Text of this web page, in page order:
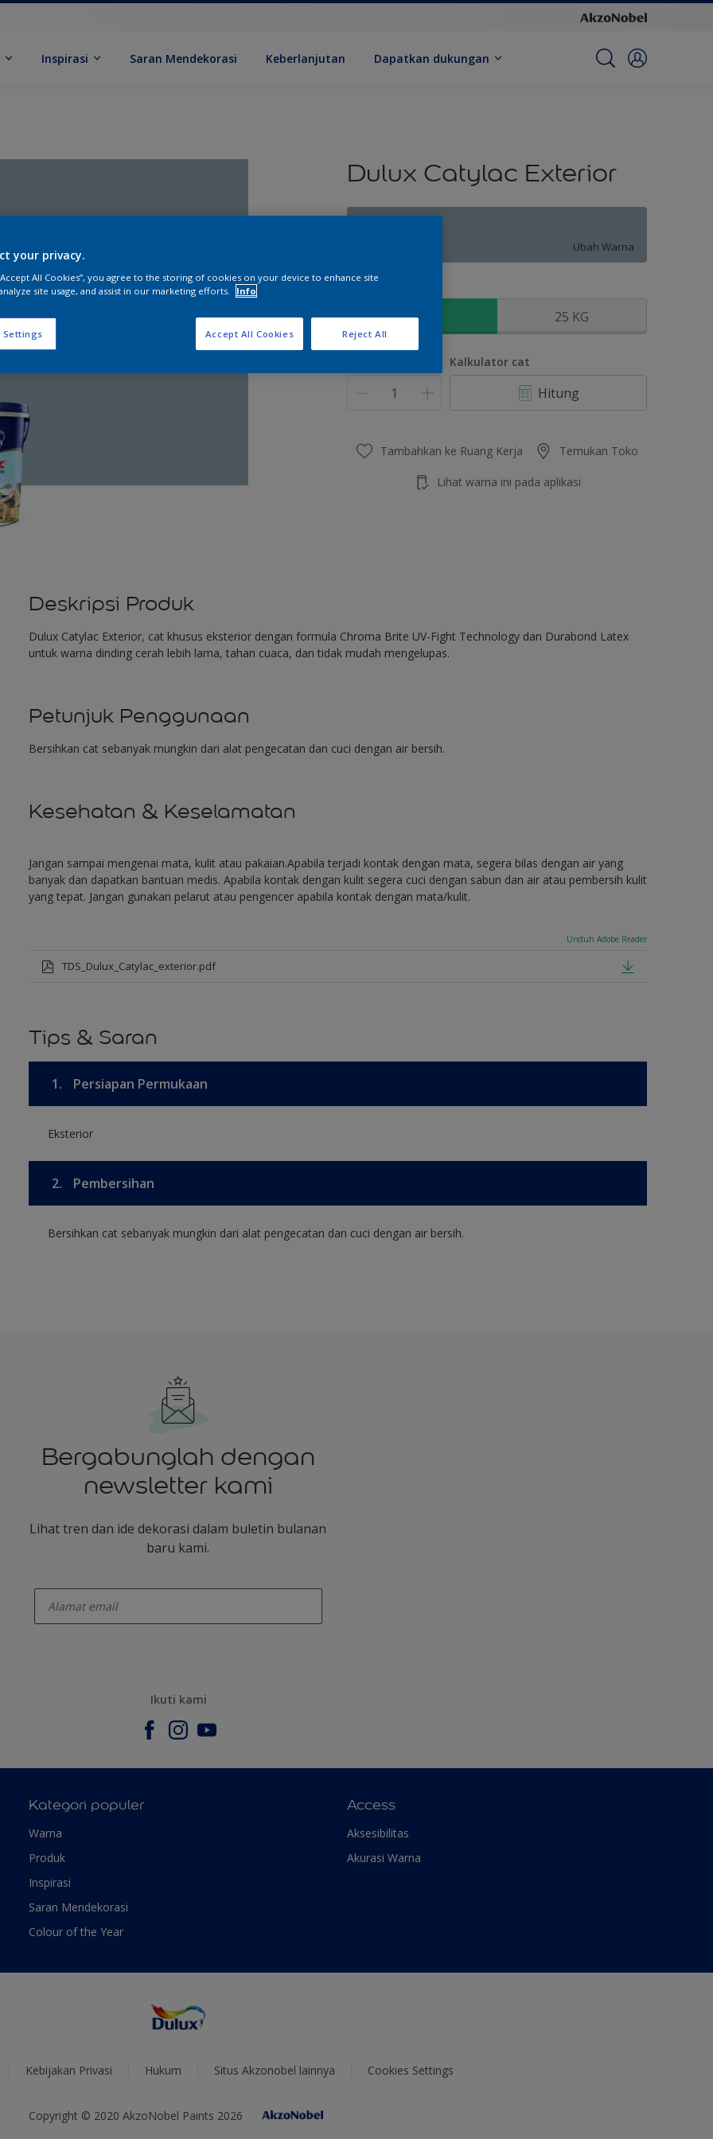
Inspirasi Saran Mendekorasi Keberlanjutan Dapatkan dukungan
Dulux Catylac Exterior
Ubah Warna
5 KG 25 KG
Kalkulator cat
Hitung
Tambahkan ke Ruang Kerja Temukan Toko
Lihat warna ini pada aplikasi
Deskripsi Produk
Dulux Catylac Exterior, cat khusus eksterior dengan formula Chroma Brite UV-Fight Technology dan Durabond Latex
untuk warna dinding cerah lebih lama, tahan cuaca, dan tidak mudah mengelupas.
Petunjuk Penggunaan
Bersihkan cat sebanyak mungkin dari alat pengecatan dan cuci dengan air bersih.
Kesehatan & Keselamatan
Jangan sampai mengenai mata, kulit atau pakaian.Apabila terjadi kontak dengan mata, segera bilas dengan air yang
banyak dan dapatkan bantuan medis. Apabila kontak dengan kulit segera cuci dengan sabun dan air atau pembersih kulit
yang tepat. Jangan gunakan pelarut atau pengencer apabila kontak dengan mata/kulit.
Unduh Adobe Reader
TDS_Dulux_Catylac_exterior.pdf
Tips & Saran
1. Persiapan Permukaan
Eksterior
2. Pembersihan
Bersihkan cat sebanyak mungkin dari alat pengecatan dan cuci dengan air bersih.
Bergabunglah dengan
newsletter kami
Lihat tren dan ide dekorasi dalam buletin bulanan
baru kami.
Ikuti kami
Kategori populer
Warna
Produk
Inspirasi
Saran Mendekorasi
Colour of the Year
Access
Aksesibilitas
Akurasi Warna
Kebijakan Privasi Hukum Situs Akzonobel lainnya Cookies Settings
Copyright © 2020 AkzoNobel Paints 2026
your privacy.
All Cookies”, you agree to the storing of cookies on your device to enhance site
site usage, and assist in our marketing efforts.
Info
Settings Reject All
Accept All Cookies